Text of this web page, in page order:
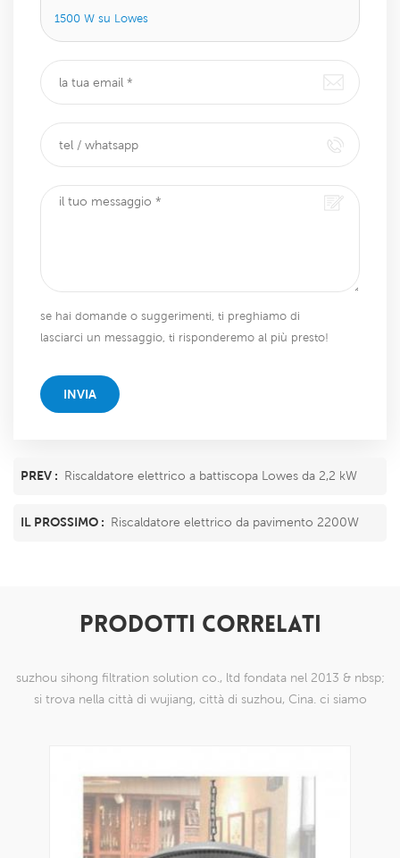
1500 W su Lowes
se hai domande o suggerimenti, ti preghiamo di
lasciarci un messaggio, ti risponderemo al più presto!
INVIA
PREV : Riscaldatore elettrico a battiscopa Lowes da 2,2 kW
IL PROSSIMO : Riscaldatore elettrico da pavimento 2200W
PRODOTTI CORRELATI
suzhou sihong filtration solution co., ltd fondata nel 2013 & nbsp;
si trova nella città di wujiang, città di suzhou, Cina. ci siamo